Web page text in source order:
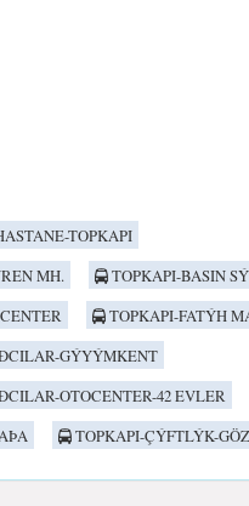
TOPKAPI
MH.
TOPKAPI-BASIN
TOPKAPI-FATÝH
GÝYÝMKENT
OTOCENTER-42 EVLER
TOPKAPI-ÇÝFTLÝK-